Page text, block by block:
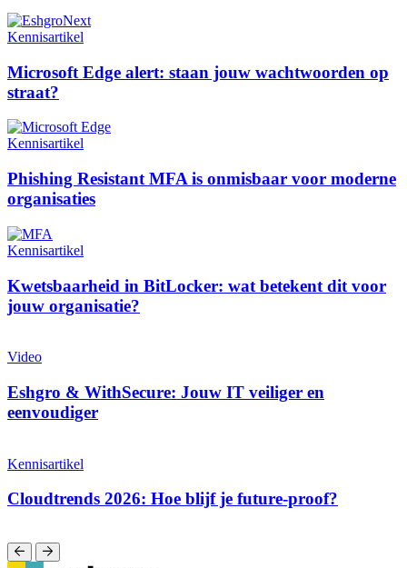
Kennisartikel
Microsoft Edge alert: staan jouw wachtwoorden op
straat?
Kennisartikel
Phishing Resistant MFA is onmisbaar voor moderne
organisaties
Kennisartikel
Kwetsbaarheid in BitLocker: wat betekent dit voor
jouw organisatie?
Video
Eshgro & WithSecure: Jouw IT veiliger en
eenvoudiger
Kennisartikel
Cloudtrends 2026: Hoe blijf je future-proof?